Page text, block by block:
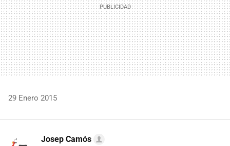
29 Enero 2015
Josep Camós